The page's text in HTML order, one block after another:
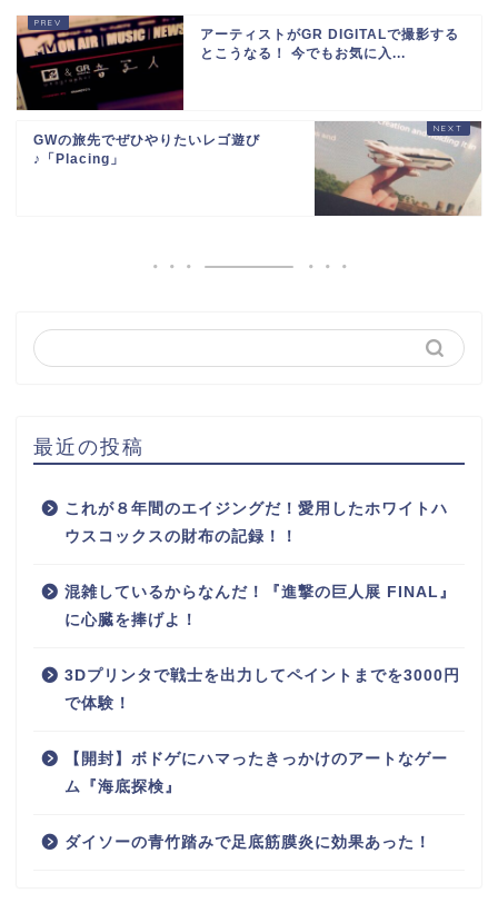
アーティストがGR DIGITALで撮影する
とこうなる！ 今でもお気に入...
GWの旅先でぜひやりたいレゴ遊び
♪「Placing」
最近の投稿
これが８年間のエイジングだ！愛用したホワイトハ
ウスコックスの財布の記録！！
混雑しているからなんだ！『進撃の巨人展 FINAL』
に心臓を捧げよ！
3Dプリンタで戦士を出力してペイントまでを3000円
で体験！
【開封】ボドゲにハマったきっかけのアートなゲー
ム『海底探検』
ダイソーの青竹踏みで足底筋膜炎に効果あった！